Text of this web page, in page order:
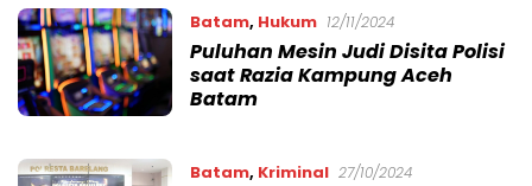
Batam, Hukum 12/11/2024
Puluhan Mesin Judi Disita Polisi
saat Razia Kampung Aceh
Batam
Batam, Kriminal 27/10/2024